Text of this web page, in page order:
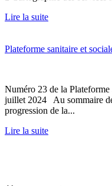
Lire la suite
Plateforme sanitaire et
Numéro 23 de la
juillet 2024 Au sommaire
progression de la...
Lire la suite